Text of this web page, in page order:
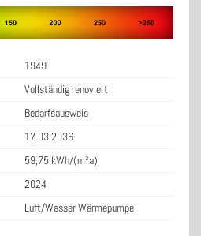
1949
Vollständig renoviert
Bedarfsausweis
17.03.2036
59,75 kWh/(m²a)
2024
Luft/Wasser Wärmepumpe